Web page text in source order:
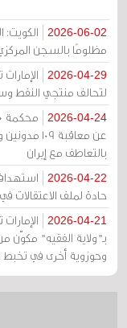
2026-06-02
مظلومًا بالسجن
2026-04-29
لتحالف منتجي النفط
2026-04-24
محكمة
بالتعاطف مع إيران
2026-04-22
حادة لملف الاعتقالات في
2026-04-21
بـ"ولاية الفقيه"
وحوزوية أخرى في